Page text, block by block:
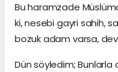
Bu haramzade
ki, nesebi gayri sahih,
bozuk adam varsa,
Dün söyledim;